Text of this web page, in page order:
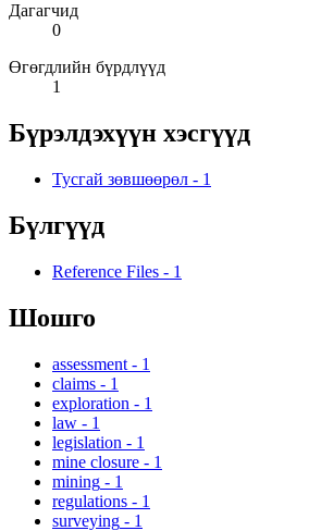
Дагагчид
0
Өгөгдлийн бүрдлүүд
1
Бүрэлдэхүүн хэсгүүд
Тусгай зөвшөөрөл - 1
Бүлгүүд
Reference Files - 1
Шошго
assessment - 1
claims - 1
exploration - 1
law - 1
legislation - 1
mine closure - 1
mining - 1
regulations - 1
surveying - 1